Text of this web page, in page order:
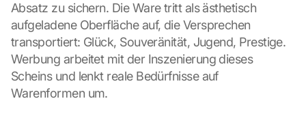
Absatz zu sichern. Die Ware tritt als ästhetisch
aufgeladene Oberfläche auf, die Versprechen
transportiert: Glück, Souveränität, Jugend, Prestige.
Werbung arbeitet mit der Inszenierung dieses
Scheins und lenkt reale Bedürfnisse auf
Warenformen um.